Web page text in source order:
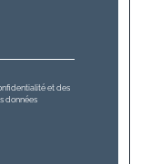
et des
données